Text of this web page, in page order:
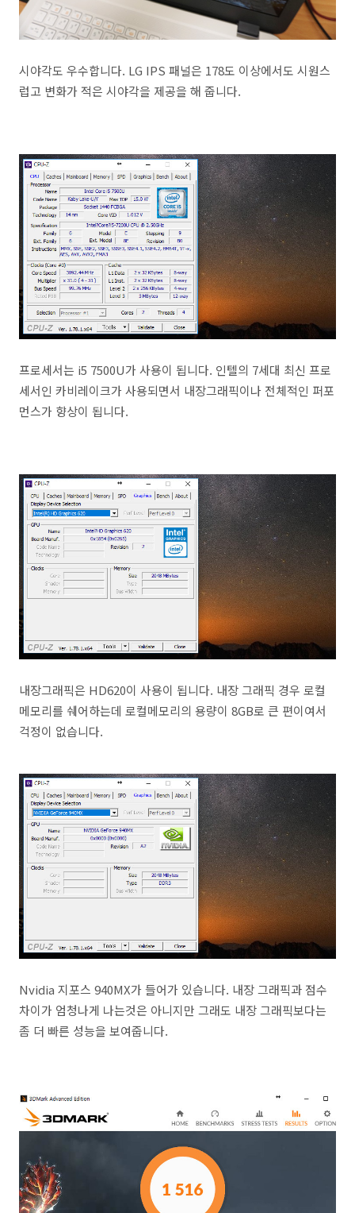
시야각도 우수합니다. LG IPS 패널은 178도 이상에서도 시원스
럽고 변화가 적은 시야각을 제공을 해 줍니다.
프로세서는 i5 7500U가 사용이 됩니다. 인텔의 7세대 최신 프로
세서인 카비레이크가 사용되면서 내장그래픽이나 전체적인 퍼포
먼스가 향상이 됩니다.
내장그래픽은 HD620이 사용이 됩니다. 내장 그래픽 경우 로컬
메모리를 쉐어하는데 로컬메모리의 용량이 8GB로 큰 편이여서
걱정이 없습니다.
Nvidia 지포스 940MX가 들어가 있습니다. 내장 그래픽과 점수
차이가 엄청나게 나는것은 아니지만 그래도 내장 그래픽보다는
좀 더 빠른 성능을 보여줍니다.